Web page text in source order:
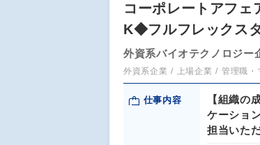
コーポレートアフ
K◆フルフレックスタ
外資系バイオテクノロジー
外資系企業 上場企業 管理職・
仕事内容
【組織の
ケーショ
担当いた